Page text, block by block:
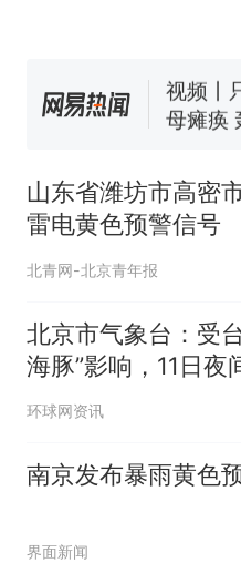
了……
视频丨
母瘫痪
电力部
佛山一
试前13
已叫十
山东省潍坊市高密
雷电黄色预警信号
北青网-北京青年报
北京市气象台：受
海豚”影响，11日夜
日，北京将出现大暴
环球网资讯
南京发布暴雨黄色
界面新闻